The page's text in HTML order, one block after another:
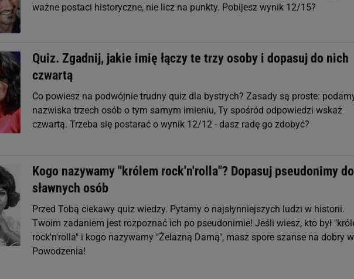
ważne postaci historyczne, nie licz na punkty. Pobijesz wynik 12/15?
Quiz. Zgadnij, jakie imię łączy te trzy osoby i dopasuj do nich
czwartą
Co powiesz na podwójnie trudny quiz dla bystrych? Zasady są proste:
nazwiska trzech osób o tym samym imieniu, Ty spośród odpowiedzi wskaż
czwartą. Trzeba się postarać o wynik 12/12 - dasz radę go zdobyć?
Kogo nazywamy "królem rock'n'rolla"? Dopasuj pseudonimy do
sławnych osób
Przed Tobą ciekawy quiz wiedzy. Pytamy o najsłynniejszych ludzi w historii.
Twoim zadaniem jest rozpoznać ich po pseudonimie! Jeśli wiesz, kto był
rock'n'rolla" i kogo nazywamy "Żelazną Damą", masz spore szanse na dobry
Powodzenia!
badnie odbiorców i ulepszanie usług.Lista Zaufanych Partnerów